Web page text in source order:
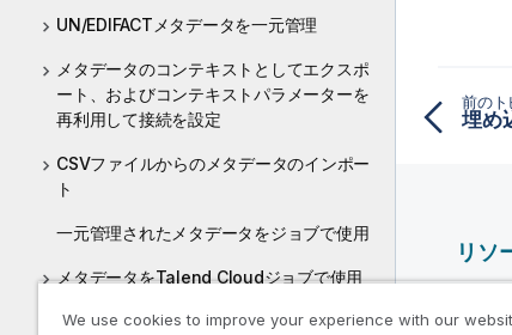
UN/EDIFACTメタデータを一元管理
メタデータのコンテキストとしてエクスポ
ート、およびコンテキストパラメーターを
再利用して接続を設定
CSVファイルからのメタデータのインポー
ト
一元管理されたメタデータをジョブで使用
メタデータをTalend Cloudジョブで使用
Couchbaseメタデータを一元管理
前のト
リソ
Qlik
We use cookies to improve your experience with our